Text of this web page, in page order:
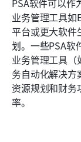
业务管理工具如
平台或更大软件
划。一些PSA软
业务管理工具（
务自动化解决方
资源规划和财
率。